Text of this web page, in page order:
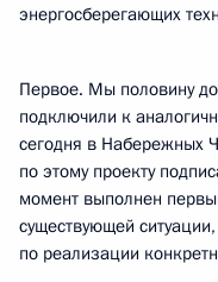
энергосберегающих
Первое. Мы половину
подключили к
сегодня в Набережных
по этому проекту
момент выполнен
существующей
по реализации